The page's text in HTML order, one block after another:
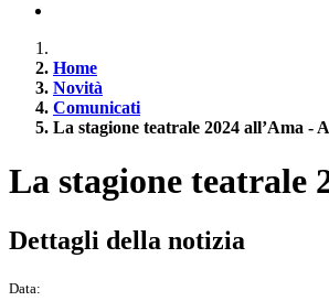
Home
Novità
Comunicati
La stagione teatrale 2024 all’Ama
La stagione teatrale
Dettagli della notizia
Data: